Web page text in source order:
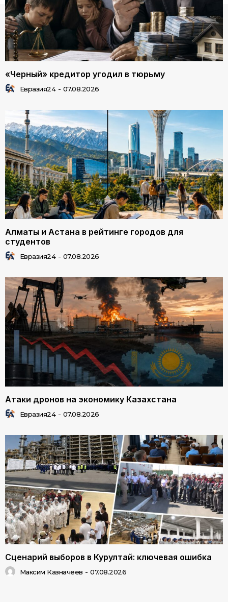
«Черный» кредитор угодил в тюрьму
Евразия24 - 07.08.2026
Алматы и Астана в рейтинге городов для
студентов
Евразия24 - 07.08.2026
Атаки дронов на экономику Казахстана
Евразия24 - 07.08.2026
Сценарий выборов в Курултай: ключевая ошибка
Максим Казначеев - 07.08.2026